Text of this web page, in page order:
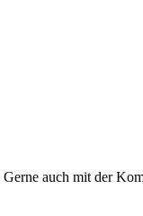
auch mit der